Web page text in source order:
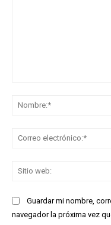
Guardar mi nombre,
navegador la próxima vez